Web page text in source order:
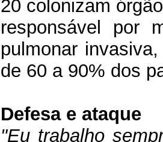
20 colonizam
responsável por
pulmonar
de 60 a 90% dos
Defesa e ataque
"Eu trabalho